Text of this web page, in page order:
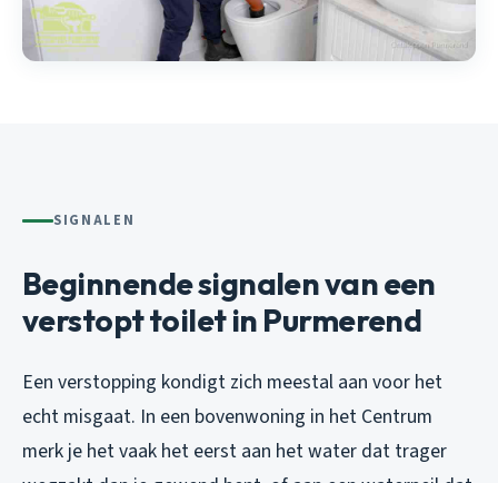
SIGNALEN
Beginnende signalen van een
verstopt toilet in Purmerend
Een verstopping kondigt zich meestal aan voor het
echt misgaat. In een bovenwoning in het Centrum
merk je het vaak het eerst aan het water dat trager